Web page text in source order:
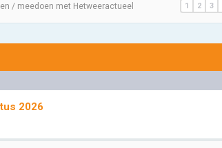
1 2 3
/ meedoen met Hetweeractueel
2026